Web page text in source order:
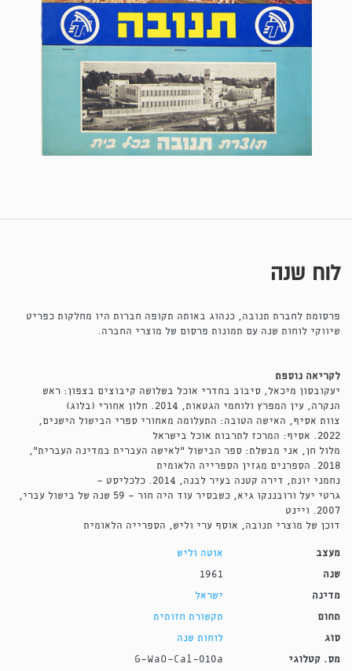
לוח שנה
פרסומת לחברת תנובה, כנהוג באותה תקופה חברות היו מחלקות כפריט
שיווקי לוחות שנה עם תמונות פרסום של מוצרי החברה.
לקריאה נוספת
יעקובסון מיכאל, סיבוב בחדרי אוכל בשלושה קיבוצים בצפון: ראש
הנקרה, עין המפרץ ולוחמי הגטאות, 2014. חלון אחורי (בלוג)
צוות אסיף, האישה הטובה: התעלומה מאחורי ספרי הבישול הישנים,
2022. אסיף: המרכז לתרבות אוכל בישראל
מלול חן, אני מבשלת: ספר הבישול "לאישה העברית במדינה העברית",
2018. הספרנים מגזין הספרייה הלאומית
נחמני יונת, דירה קטנה בעיר לבנה, 2014. כלכליסט
-
גרטי יעל ורובננקו גיא, כשבסיר עוד היה חור - 59 שנה של בישול עברי,
2007. ויינט
דוכן של מוצרי תנובה, אוסף ערי וליש, הספרייה הלאומית
מעצב אוטה וליש
שנה 1961
מדינה ישראל
תחום תקשורת חזותית
סוג לוחות שנה
מס. קטלוגי G-WaO-Cal-010a